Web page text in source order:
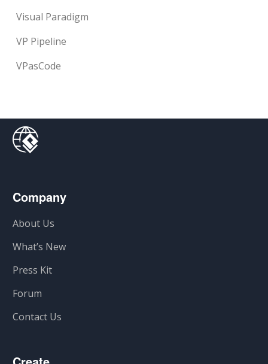
Visual Paradigm
VP Pipeline
VPasCode
Company
About Us
What’s New
Press Kit
Forum
Contact Us